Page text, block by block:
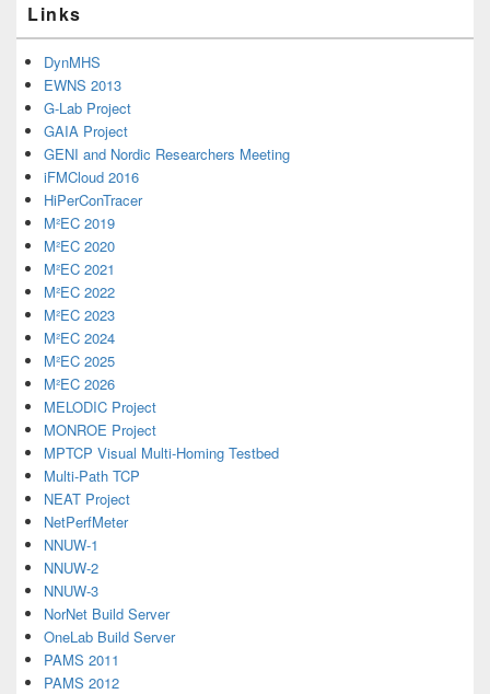
Links
DynMHS
EWNS 2013
G-Lab Project
GAIA Project
GENI and Nordic Researchers Meeting
iFMCloud 2016
HiPerConTracer
M²EC 2019
M²EC 2020
M²EC 2021
M²EC 2022
M²EC 2023
M²EC 2024
M²EC 2025
M²EC 2026
MELODIC Project
MONROE Project
MPTCP Visual Multi-Homing Testbed
Multi-Path TCP
NEAT Project
NetPerfMeter
NNUW-1
NNUW-2
NNUW-3
NorNet Build Server
OneLab Build Server
PAMS 2011
PAMS 2012